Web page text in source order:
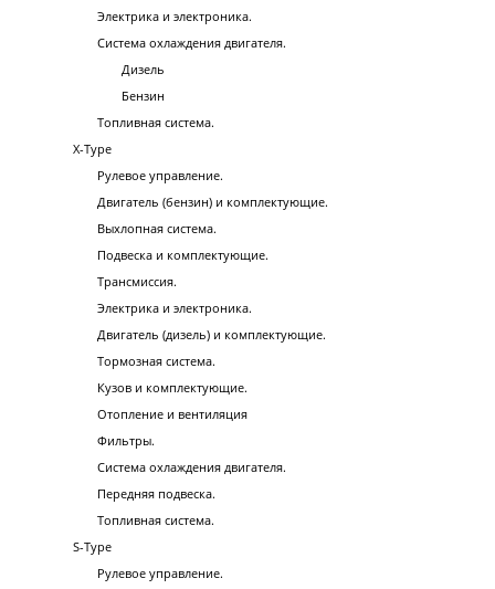
Электрика и электроника.
Система охлаждения двигателя.
Дизель
Бензин
Топливная система.
X-Type
Рулевое управление.
Двигатель (бензин) и комплектующие.
Выхлопная система.
Подвеска и комплектующие.
Трансмиссия.
Электрика и электроника.
Двигатель (дизель) и комплектующие.
Тормозная система.
Кузов и комплектующие.
Отопление и вентиляция
Фильтры.
Система охлаждения двигателя.
Передняя подвеска.
Топливная система.
S-Type
Рулевое управление.